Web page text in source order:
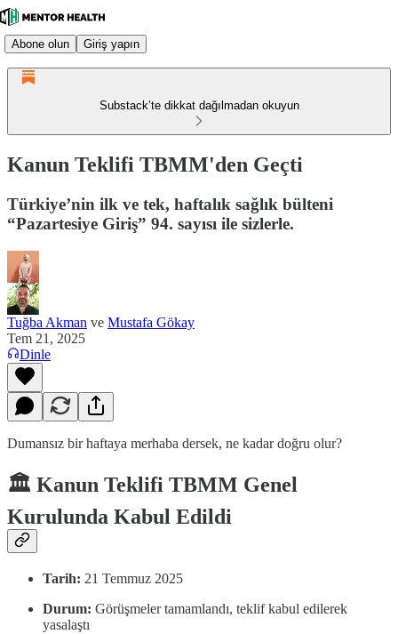
Abone olun Giriş yapın
Substack’te dikkat dağılmadan okuyun
Kanun Teklifi TBMM'den Geçti
Türkiye’nin ilk ve tek, haftalık sağlık bülteni
“Pazartesiye Giriş” 94. sayısı ile sizlerle.
Tuğba Akman ve Mustafa Gökay
Tem 21, 2025
Dinle
Dumansız bir haftaya merhaba dersek, ne kadar doğru olur?
🏛️ Kanun Teklifi TBMM Genel
Kurulunda Kabul Edildi
Tarih: 21 Temmuz 2025
Durum: Görüşmeler tamamlandı, teklif kabul edilerek
yasalaştı